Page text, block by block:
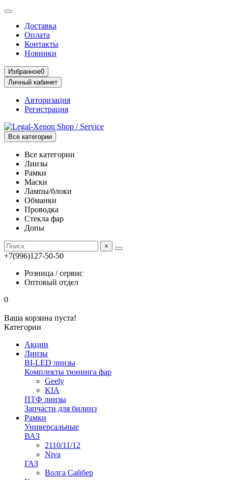
Доставка
Оплата
Контакты
Новинки
Избранное0
Личный кабинет
Авторизация
Регистрация
Все категории
Все категории
Линзы
Рамки
Маски
Лампы/блоки
Обманки
Проводка
Стекла фар
Допы
×
+7(996)127-50-50
Розница / сервис
Оптовый отдел
0
Ваша корзина пуста!
Категории
Акции
Линзы
BI-LED линзы
Комплекты тюнинга фар
Geely
KIA
ПТФ линзы
Запчасти для билинз
Рамки
Универсальные
ВАЗ
2110/11/12
Niva
ГАЗ
Волга Сайбер